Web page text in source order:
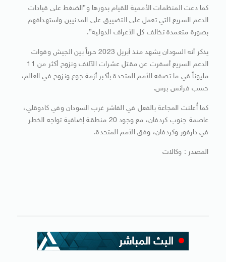
كما دعت المنظمات الأممية للقيام بدورها و”الضغط على قيادات
الدعم السريع التي تعمل على التضييق على المدنيين واستهدافهم
بصورة متعمدة تخالف كل الأعراف الدولية”.
يذكر أنه السودان يشهد منذ أبريل 2023 حرباً بين الجيش وقوات
الدعم السريع أسفرت عن مقتل عشرات الآلاف ونزوح أكثر من 11
مليوناً في ما تصفه الأمم المتحدة بأكبر أزمة جوع ونزوح في العالم،
حسب فرانس برس.
كما أُعلنت المجاعة بالفعل في الفاشر غرب السودان وفي كادوقلي،
عاصمة جنوب كردفان، مع وجود 20 منطقة إضافية تواجه الخطر
في دارفور وكردفان، وفق الأمم المتحدة.
المصدر : وكالات